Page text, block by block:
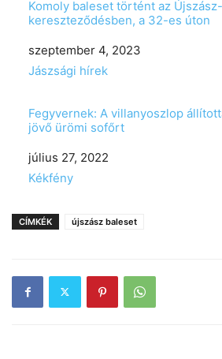
Komoly baleset történt az
kereszteződésben, a 32-es úton
Date
szeptember 4, 2023
In relation to
Jászsági hírek
Fegyvernek: A villanyoszlop
jövő ürömi sofőrt
Date
július 27, 2022
In relation to
Kékfény
CÍMKÉK újszász baleset